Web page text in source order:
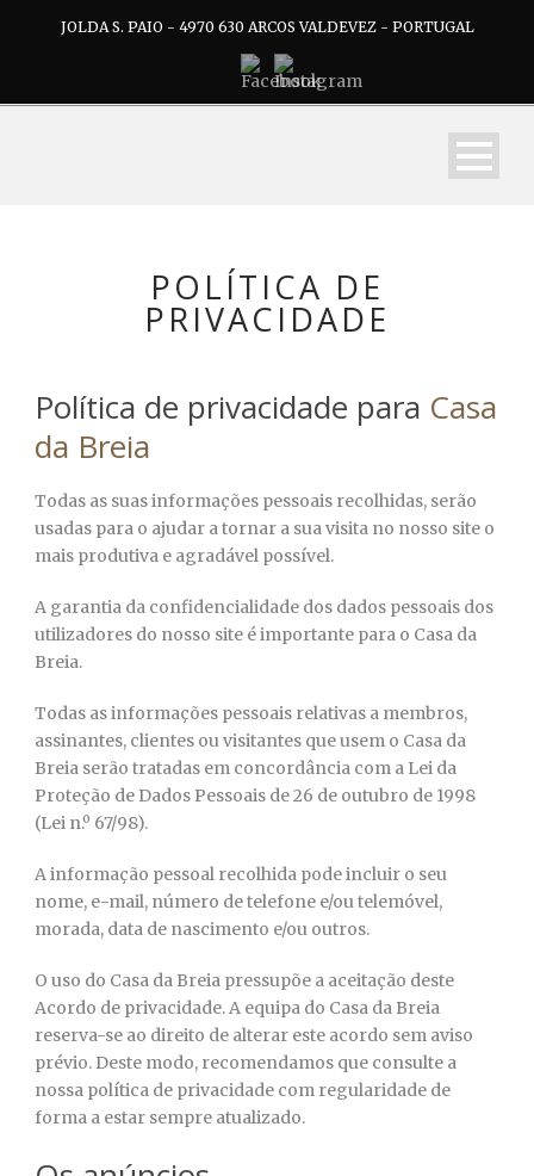
JOLDA S. PAIO - 4970 630 ARCOS VALDEVEZ - PORTUGAL
POLÍTICA DE
PRIVACIDADE
Política de privacidade para Casa
da Breia
Todas as suas informações pessoais recolhidas, serão
usadas para o ajudar a tornar a sua visita no nosso site o
mais produtiva e agradável possível.
A garantia da confidencialidade dos dados pessoais dos
utilizadores do nosso site é importante para o Casa da
Breia.
Todas as informações pessoais relativas a membros,
assinantes, clientes ou visitantes que usem o Casa da
Breia serão tratadas em concordância com a Lei da
Proteção de Dados Pessoais de 26 de outubro de 1998
(Lei n.º 67/98).
A informação pessoal recolhida pode incluir o seu
nome, e-mail, número de telefone e/ou telemóvel,
morada, data de nascimento e/ou outros.
O uso do Casa da Breia pressupõe a aceitação deste
Acordo de privacidade. A equipa do Casa da Breia
reserva-se ao direito de alterar este acordo sem aviso
prévio. Deste modo, recomendamos que consulte a
nossa política de privacidade com regularidade de
forma a estar sempre atualizado.